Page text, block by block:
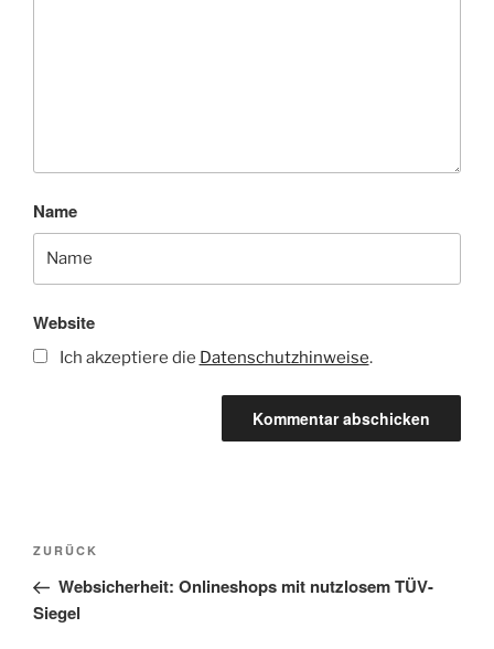
Name
Website
Ich akzeptiere die Datenschutzhinweise.
Beitragsnavigation
Vorheriger
Beitrag
ZURÜCK
Websicherheit: Onlineshops mit nutzlosem TÜV-
Siegel